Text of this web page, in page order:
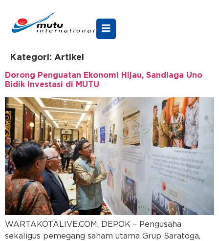
Kategori: Artikel
Dorong Penguatan Ekonomi Hijau, Sandiaga Uno
Bidik Investasi di MUTU
WARTAKOTALIVE.COM, DEPOK – Pengusaha
sekaligus pemegang saham utama Grup Saratoga,